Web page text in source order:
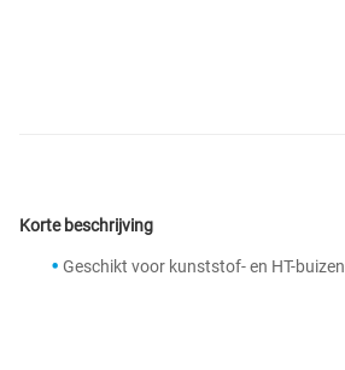
Korte beschrijving
Geschikt voor kunststof- en HT-buizen